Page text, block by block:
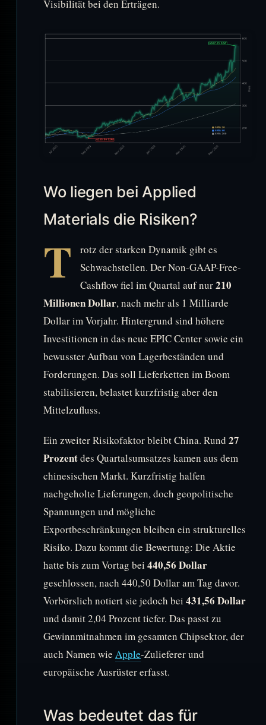
Visibilität bei den Erträgen.
Wo liegen bei Applied
Materials die Risiken?
T
rotz der starken Dynamik gibt es
Schwachstellen. Der Non-GAAP-Free-
Cashflow fiel im Quartal auf nur210
Millionen Dollar, nach mehr als 1 Milliarde
Dollar im Vorjahr. Hintergrund sind höhere
Investitionen in das neue EPIC Center sowie ein
bewusster Aufbau von Lagerbeständen und
Forderungen. Das soll Lieferketten im Boom
stabilisieren, belastet kurzfristig aber den
Mittelzufluss.
Ein zweiter Risikofaktor bleibt China. Rund 27
Prozentdes Quartalsumsatzes kamen aus dem
chinesischen Markt. Kurzfristig halfen
nachgeholte Lieferungen, doch geopolitische
Spannungen und mögliche
Exportbeschränkungen bleiben ein strukturelles
Risiko. Dazu kommt die Bewertung: Die Aktie
hatte bis zum Vortag bei 440,56 Dollar
geschlossen, nach 440,50 Dollar am Tag davor.
Vorbörslich notiert sie jedoch bei 431,56 Dollar
und damit 2,04 Prozent tiefer. Das passt zu
Gewinnmitnahmen im gesamten Chipsektor, der
auch Namen wie Apple-Zulieferer und
europäische Ausrüster erfasst.
Was bedeutet das für